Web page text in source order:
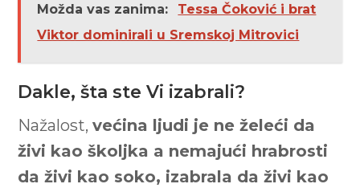
Možda vas zanima:
Tessa Čoković i brat
Viktor dominirali u Sremskoj Mitrovici
Dakle, šta ste Vi izabrali?
Nažalost,većina ljudi je ne želeći da
živi kao školjka a nemajući hrabrosti
da živi kao soko, izabrala da živi kao